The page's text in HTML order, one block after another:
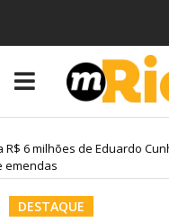
6 milhões de Eduardo
DESTAQUE